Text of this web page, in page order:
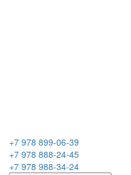
+7 978 899-06-39
+7 978 888-24-45
+7 978 988-34-24